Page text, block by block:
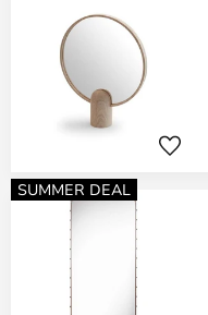
SUMMER DEAL